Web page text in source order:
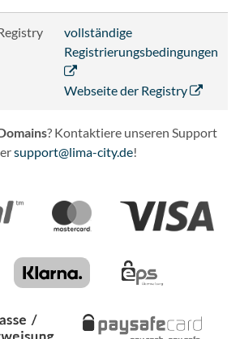
vollständige
Registrierungsbedingungen
Webseite der Registry
? Kontaktiere unseren Support
support@lima-city.de!